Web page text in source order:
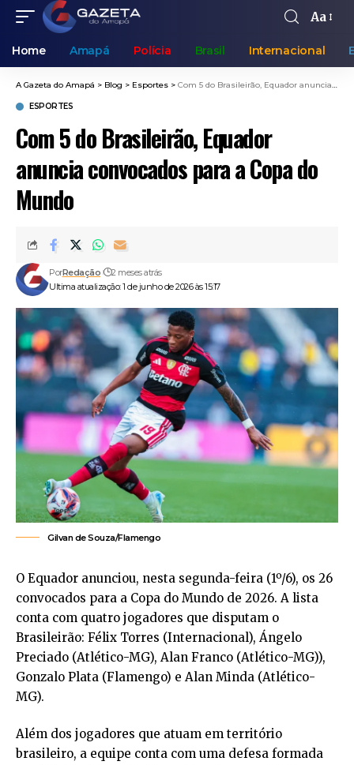
Aa
Home Amapá Polícia Brasil Internacional
A Gazeta do Amapá > Blog > Esportes > Com 5 do Brasileirão, Equador anuncia convocados para a Copa do Mundo
ESPORTES
Com 5 do Brasileirão, Equador
anuncia convocados para a Copa do
Mundo
Ultima atualização: 1 de junho de 2026 às 15:17
PorRedação 2 meses atrás
Gilvan de Souza/Flamengo
O Equador anunciou, nesta segunda-feira (1º/6), os 26
convocados para a Copa do Mundo de 2026. A lista
conta com quatro jogadores que disputam o
Brasileirão: Félix Torres (Internacional), Ángelo
Preciado (Atlético-MG), Alan Franco (Atlético-MG)),
Gonzalo Plata (Flamengo) e Alan Minda (Atlético-
MG).
Além dos jogadores que atuam em território
brasileiro, a equipe conta com uma defesa formada